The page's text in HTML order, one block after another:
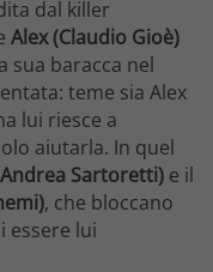
dal killer
Alex (Claudio Gioè)
sua baracca nel
teme sia Alex
lui riesce a
aiutarla. In quel
Sartoretti) e il
, che bloccano
essere lui